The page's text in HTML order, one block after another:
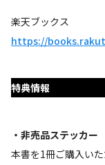
楽天ブックス
https://
特典情報
・非売品ステッカー
本書を1冊ご購入い